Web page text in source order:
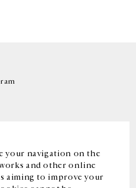
your navigation on the
and other online
aiming to improve your